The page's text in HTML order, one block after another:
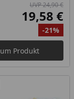
UVP 24,90 €
19,58 €
-21%
Produkt